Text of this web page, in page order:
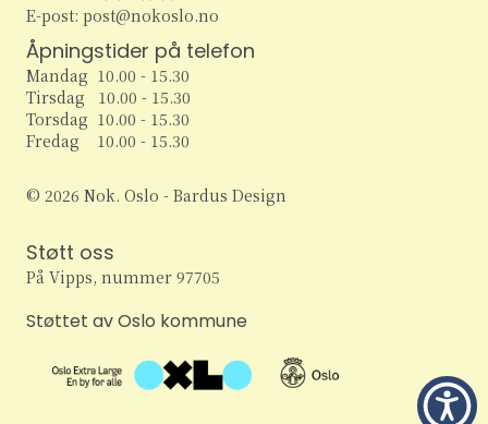
E-post: post@nokoslo.no
Åpningstider på telefon
Mandag 10.00 - 15.30
Tirsdag 10.00 - 15.30
Torsdag 10.00 - 15.30
Fredag 10.00 - 15.30
© 2026 Nok. Oslo - Bardus Design
Støtt oss
På Vipps, nummer 97705
Støttet av Oslo kommune